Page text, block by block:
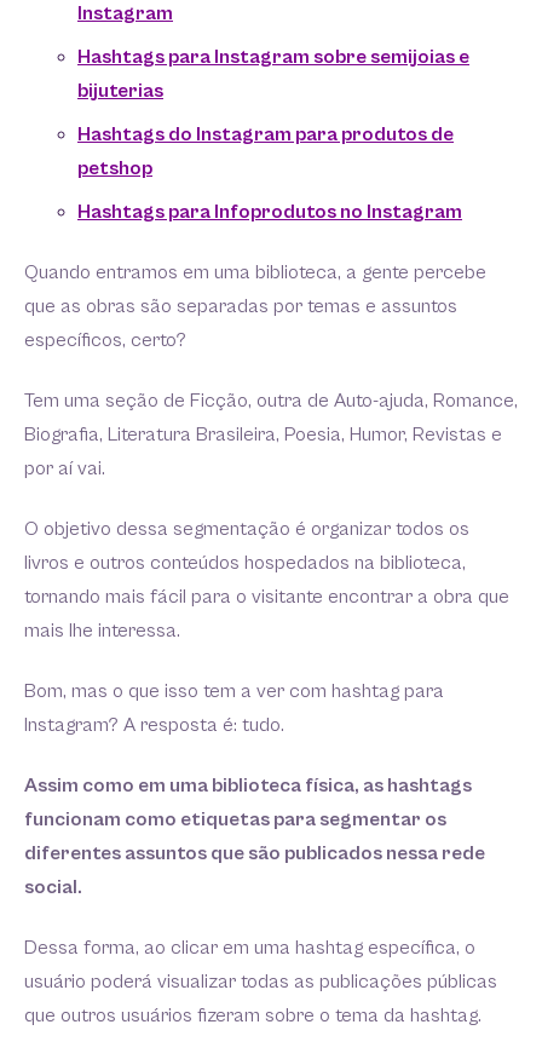
Instagram
Hashtags para Instagram sobre semijoias e
bijuterias
Hashtags do Instagram para produtos de
petshop
Hashtags para Infoprodutos no Instagram
Quando entramos em uma biblioteca, a gente percebe
que as obras são separadas por temas e assuntos
específicos, certo?
Tem uma seção de Ficção, outra de Auto-ajuda, Romance,
Biografia, Literatura Brasileira, Poesia, Humor, Revistas e
por aí vai.
O objetivo dessa segmentação é organizar todos os
livros e outros conteúdos hospedados na biblioteca,
tornando mais fácil para o visitante encontrar a obra que
mais lhe interessa.
Bom, mas o que isso tem a ver com hashtag para
Instagram? A resposta é: tudo.
Assim como em uma biblioteca física, as hashtags
funcionam como etiquetas para segmentar os
diferentes assuntos que são publicados nessa rede
social.
Dessa forma, ao clicar em uma hashtag específica, o
usuário poderá visualizar todas as publicações públicas
que outros usuários fizeram sobre o tema da hashtag.